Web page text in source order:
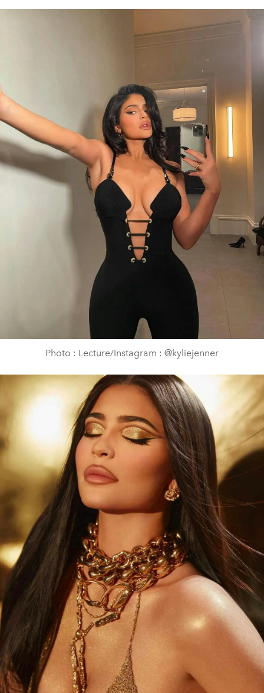
Photo : Lecture/Instagram : @kyliejenner